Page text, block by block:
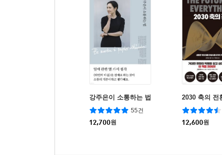
강주은이 소통하는 법
55건
12,700원
2030 축의 전
12,600원